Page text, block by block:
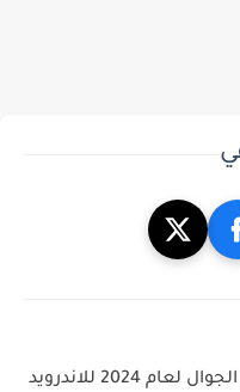
أفضل 5 ألعاب للاسترخاء على الجوال لعام 2024 للاندرويد